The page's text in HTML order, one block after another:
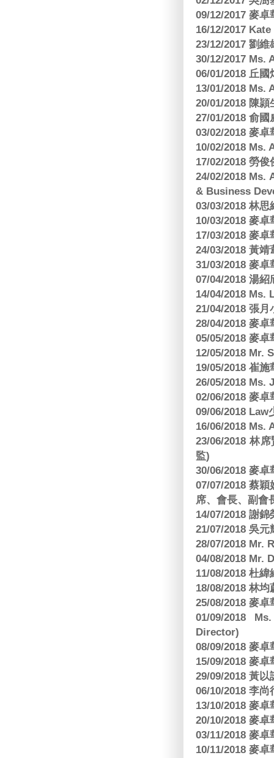
09/12/2017 麥
16/12/2017
23/12/2017 劉
30/12/2017 Ms.
06/01/2018 丘
13/01/2018 Ms.
20/01/2018 陳
27/01/2018 俞
03/02/2018 麥
10/02/2018 Ms.
17/02/2018 勞
24/02/2018 Ms.
& Business
03/03/2018 林
10/03/2018 麥
17/03/2018 麥
24/03/2018 黃
31/03/2018 麥
07/04/2018 湯
14/04/2018
21/04/2018 張
28/04/2018 麥
05/05/2018 麥
12/05/2018 Mr.
19/05/2018 崔
26/05/2018 Ms.
02/06/2018 麥
09/06/2018 Law
16/06/2018 Ms.
23/06/2018 林
監)
30/06/2018 麥
07/07/2018 蔡
席、會長、副會
14/07/2018 謝
21/07/2018 吳元
28/07/2018 Mr.
04/08/2018 Mr.
11/08/2018 杜
18/08/2018 林
25/08/2018 麥
01/09/2018
Director)
08/09/2018 麥
15/09/2018 麥
29/09/2018 黃
06/10/2018 李
13/10/2018 麥
20/10/2018 麥
03/11/2018 麥
10/11/2018 麥